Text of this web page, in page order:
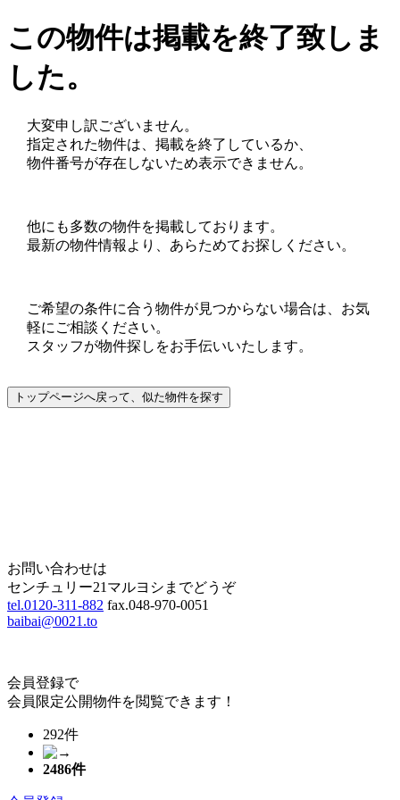
この物件は掲載を終了致しま
した。
大変申し訳ございません。
指定された物件は、掲載を終了しているか、
物件番号が存在しないため表示できません。
他にも多数の物件を掲載しております。
最新の物件情報より、あらためてお探しください。
ご希望の条件に合う物件が見つからない場合は、お気
軽にご相談ください。
スタッフが物件探しをお手伝いいたします。
お問い合わせは
センチュリー21マルヨシまでどうぞ
tel.0120-311-882 fax.048-970-0051
baibai@0021.to
会員登録で
会員限定公開物件を閲覧できます！
292件
2486件